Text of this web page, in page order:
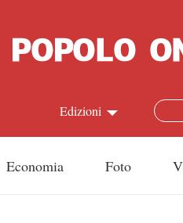
Edizioni
Economia Foto